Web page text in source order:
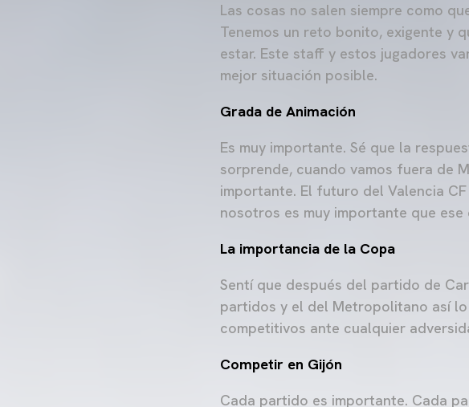
Las cosas no salen siempre como
Tenemos un reto bonito, exigente y
estar. Este staff y estos jugadores
mejor situación posible.
Grada de Animación
Es muy importante. Sé que la
sorprende, cuando vamos fuera de
importante. El futuro del Valencia
nosotros es muy importante que
La importancia de la Copa
Sentí que después del partido de
partidos y el del Metropolitano así
competitivos ante cualquier
Competir en Gijón
Cada partido es importante. Cada